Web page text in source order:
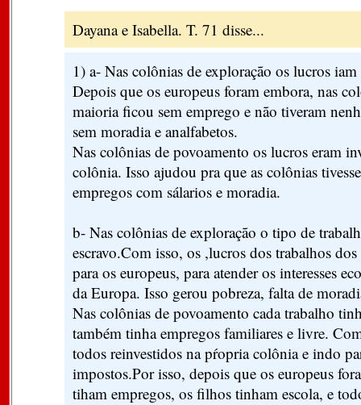
Dayana e Isabella. T. 71 disse...
1) a- Nas colônias de exploração os lucros
Depois que os europeus foram embora, nas
maioria ficou sem emprego e não tiveram
sem moradia e analfabetos.
Nas colônias de povoamento os lucros eram
colônia. Isso ajudou pra que as colônias
empregos com sálarios e moradia.
b- Nas colônias de exploração o tipo de
escravo.Com isso, os ,lucros dos trabalhos
para os europeus, para atender os interesses
da Europa. Isso gerou pobreza, falta de
Nas colônias de povoamento cada trabalho
também tinha empregos familiares e livre.
todos reinvestidos na pŕopria colônia e indo
impostos.Por isso, depois que os europeus
tiham empregos, os filhos tinham escola, e